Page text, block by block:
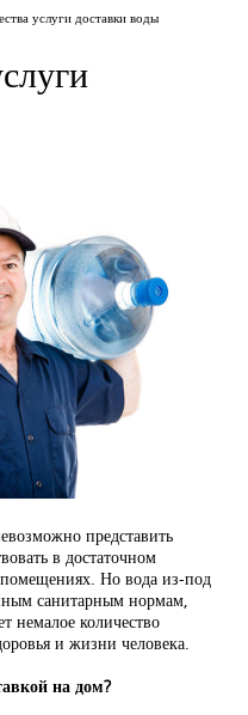
услуги доставки воды
представить
в достаточном
Но вода из-под
санитарным нормам,
немалое количество
и жизни человека.
на дом?